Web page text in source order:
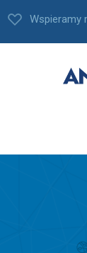
Wspieramy